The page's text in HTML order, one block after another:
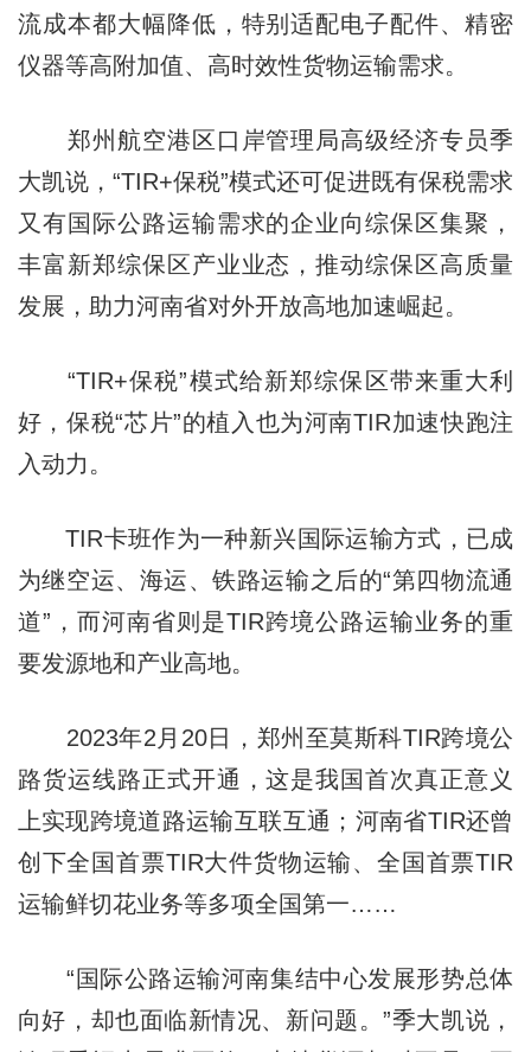
流成本都大幅降低，特别适配电子配件、精密
仪器等高附加值、高时效性货物运输需求。
郑州航空港区口岸管理局高级经济专员季
大凯说，“TIR+保税”模式还可促进既有保税需求
又有国际公路运输需求的企业向综保区集聚，
丰富新郑综保区产业业态，推动综保区高质量
发展，助力河南省对外开放高地加速崛起。
“TIR+保税”模式给新郑综保区带来重大利
好，保税“芯片”的植入也为河南TIR加速快跑注
入动力。
TIR卡班作为一种新兴国际运输方式，已成
为继空运、海运、铁路运输之后的“第四物流通
道”，而河南省则是TIR跨境公路运输业务的重
要发源地和产业高地。
2023年2月20日，郑州至莫斯科TIR跨境公
路货运线路正式开通，这是我国首次真正意义
上实现跨境道路运输互联互通；河南省TIR还曾
创下全国首票TIR大件货物运输、全国首票TIR
运输鲜切花业务等多项全国第一……
“国际公路运输河南集结中心发展形势总体
向好，却也面临新情况、新问题。”季大凯说，